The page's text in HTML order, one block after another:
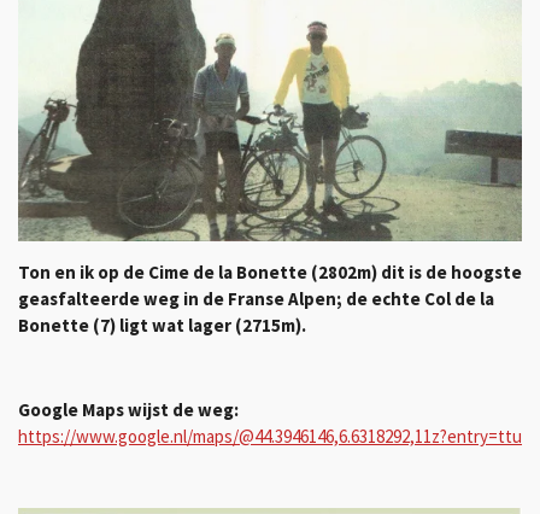
Ton en ik op de Cime de la Bonette (2802m) dit is de hoogste
geasfalteerde weg in de Franse Alpen; de echte Col de la
Bonette (7) ligt wat lager (2715m).
Google Maps wijst de weg:
https://www.google.nl/maps/@44.3946146,6.6318292,11z?entry=ttu